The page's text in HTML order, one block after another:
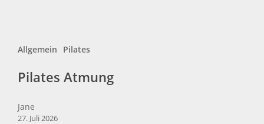
Allgemein Pilates
Pilates Atmung
Jane
27. Juli 2026